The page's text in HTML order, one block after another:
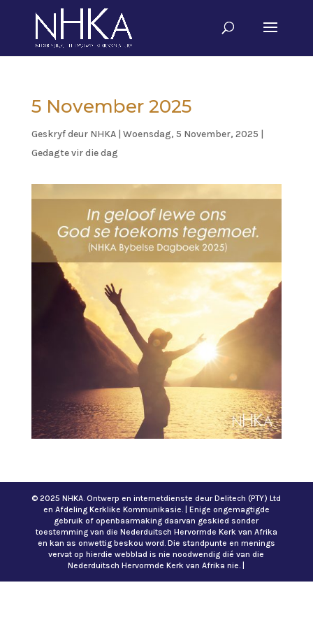
5 November 2025
Geskryf deur NHKA| Woensdag, 5 November, 2025 |
Gedagte vir die dag
© 2025 NHKA. Ontwerp en internetdienste deur Delitech (PTY) Ltd
en Afdeling Kerklike Kommunikasie. | Enige ongemagtigde
gebruik of openbaarmaking daarvan geskied sonder
toestemming van die Nederduitsch Hervormde Kerk van Afrika
en kan as onwettig beskou word. Die standpunte en menings
vervat op hierdie webblad is nie noodwendig dié van die
Nederduitsch Hervormde Kerk van Afrika nie. |